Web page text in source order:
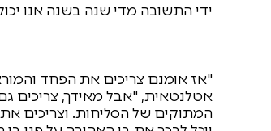
ידי התשובה מדי שנה בשנה אנו
"אז אומנם צריכים את הפחד
אטלנטאית, "אבל מאידך, צריכים
המתוקים של הסליחות. וצריכים